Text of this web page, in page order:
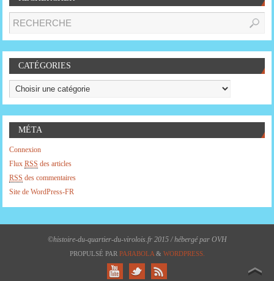
CATÉGORIES
MÉTA
Connexion
FluxRSS des articles
RSS des commentaires
Site de WordPress-FR
©histoire-du-quartier-du-virolois.fr 2015 / hébergé par OVH
PROPULSÉ PAR PAЯABOLA& WORDPRESS.